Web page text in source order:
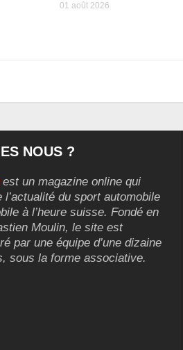
01 août 2026
NOUS ?
est un magazine online qui
l’actualité du sport automobile
à l’heure suisse. Fondé en
Moulin, le site est
par une équipe d’une dizaine
sous la forme associative.